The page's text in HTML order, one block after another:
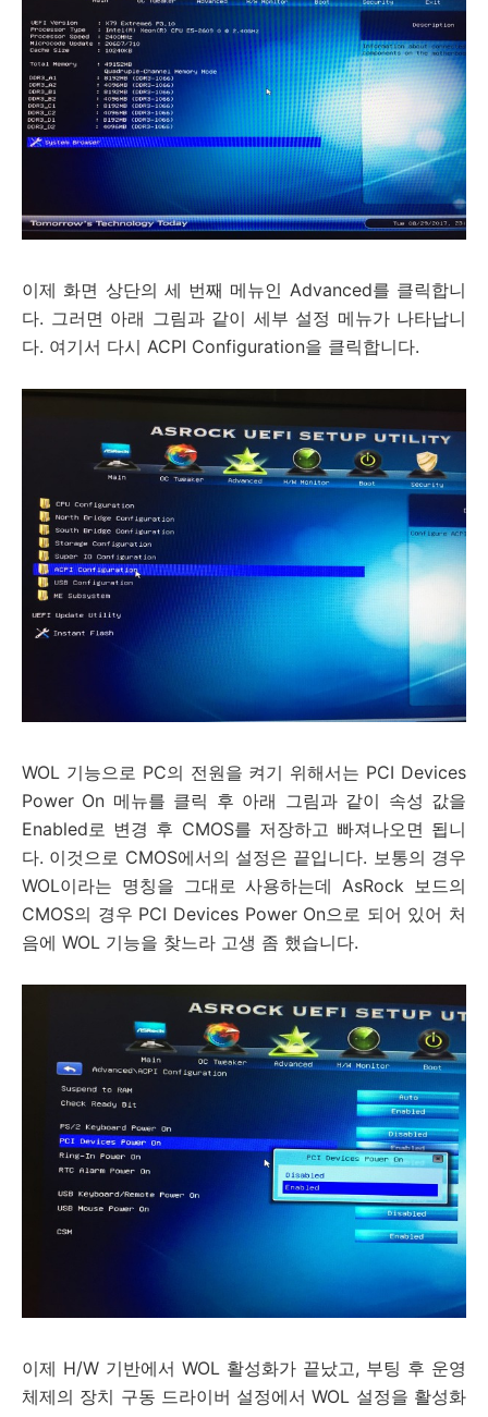
이제 화면 상단의 세 번째 메뉴인 Advanced를 클릭합니
다. 그러면 아래 그림과 같이 세부 설정 메뉴가 나타납니
다. 여기서 다시 ACPI Configuration을 클릭합니다.
WOL 기능으로 PC의 전원을 켜기 위해서는 PCI Devices
Power On 메뉴를 클릭 후 아래 그림과 같이 속성 값을
Enabled로 변경 후 CMOS를 저장하고 빠져나오면 됩니
다. 이것으로 CMOS에서의 설정은 끝입니다. 보통의 경우
WOL이라는 명칭을 그대로 사용하는데 AsRock 보드의
CMOS의 경우 PCI Devices Power On으로 되어 있어 처
음에 WOL 기능을 찾느라 고생 좀 했습니다.
이제 H/W 기반에서 WOL 활성화가 끝났고, 부팅 후 운영
체제의 장치 구동 드라이버 설정에서 WOL 설정을 활성화